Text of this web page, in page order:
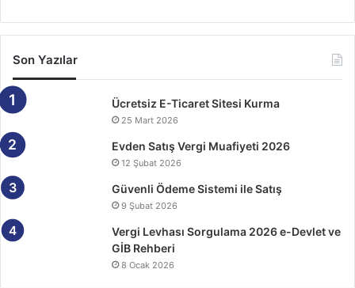
Son Yazılar
Ücretsiz E-Ticaret Sitesi Kurma
25 Mart 2026
Evden Satış Vergi Muafiyeti 2026
12 Şubat 2026
Güvenli Ödeme Sistemi ile Satış
9 Şubat 2026
Vergi Levhası Sorgulama 2026 e-Devlet ve
GİB Rehberi
8 Ocak 2026